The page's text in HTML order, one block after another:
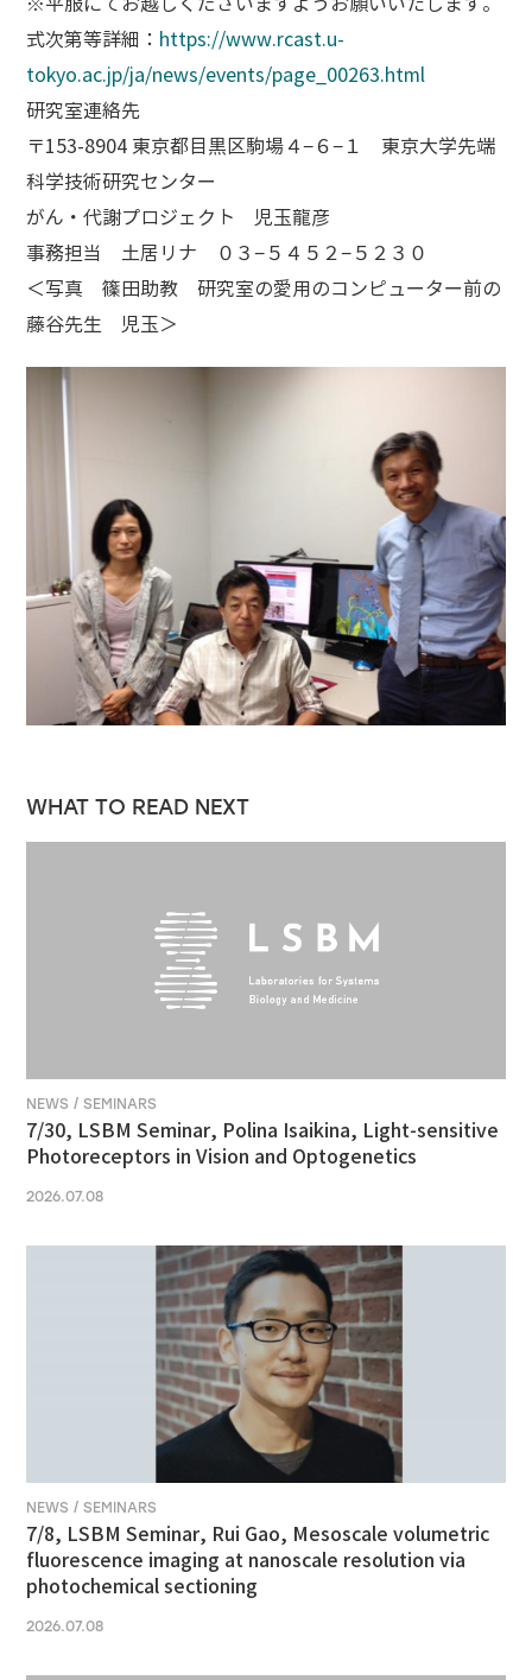
式次第等詳細： https://www.rcast.u-
tokyo.ac.jp/ja/news/events/page_00263.html
研究室連絡先
〒153-8904 東京都目黒区駒場４−６−１ 東京大学先端
科学技術研究センター
がん・代謝プロジェクト 児玉龍彦
事務担当 土居リナ ０３−５４５２−５２３０
＜写真 篠田助教 研究室の愛用のコンピューター前の
藤谷先生 児玉＞
WHAT TO READ NEXT
NEWS / SEMINARS
7/30, LSBM Seminar, Polina Isaikina, Light-sensitive
Photoreceptors in Vision and Optogenetics
2026.07.08
NEWS / SEMINARS
7/8, LSBM Seminar, Rui Gao, Mesoscale volumetric
fluorescence imaging at nanoscale resolution via
photochemical sectioning
2026.07.08